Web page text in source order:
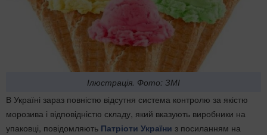
Ілюстрація. Фото: ЗМІ
В Україні зараз повністю відсутня система контролю за якістю
морозива і відповідністю складу, який вказують виробники на
упаковці, повідомляють Патріоти України з посиланням на